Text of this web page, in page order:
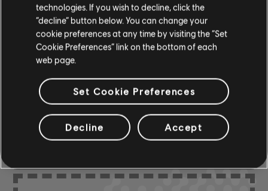
Accords basse ARCHI
ARRANGEMENTS DE LA
COMMUNAUTÉ
technologies. If you wish to decline, click the
“decline” button below. You can change your
cookie preferences at any time by visiting the “Set
Cookie Preferences” link on the bottom of each
web page.
Set Cookie Preferences
Decline Accept